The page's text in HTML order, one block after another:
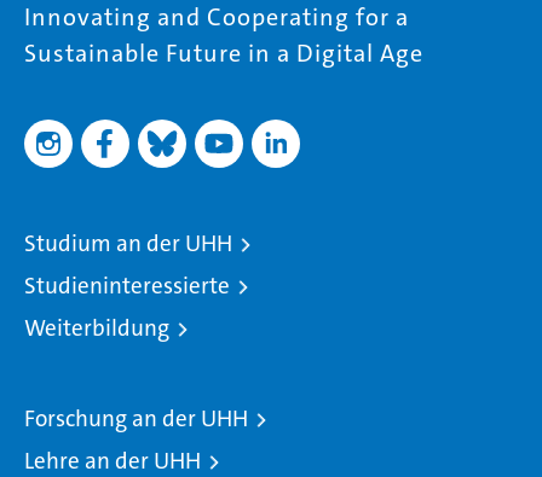
Innovating and Cooperating for a
Sustainable Future in a Digital Age
Studium an der UHH
Studieninteressierte
Weiterbildung
Forschung an der UHH
Lehre an der UHH